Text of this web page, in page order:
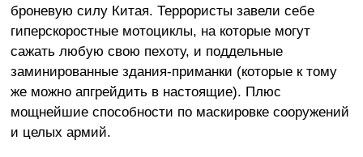
броневую силу Китая. Террористы завели себе
гиперскоростные мотоциклы, на которые могут
сажать любую свою пехоту, и поддельные
заминированные здания-приманки (которые к тому
же можно апгрейдить в настоящие). Плюс
мощнейшие способности по маскировке сооружений
и целых армий.